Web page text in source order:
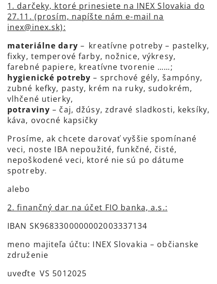
1. darčeky, ktoré prinesiete na INEX Slovakia do
27.11. (prosím, napíšte nám e-mail na
inex@inex.sk):
materiálne dary – kreatívne potreby – pastelky,
fixky, temperové farby, nožnice, výkresy,
farebné papiere, kreatívne tvorenie ……;
hygienické potreby – sprchové gély, šampóny,
zubné kefky, pasty, krém na ruky, sudokrém,
vlhčené utierky,
potraviny – čaj, džúsy, zdravé sladkosti, keksíky,
káva, ovocné kapsičky
Prosíme, ak chcete darovať vyššie spomínané
veci, noste IBA nepoužité, funkčné, čisté,
nepoškodené veci, ktoré nie sú po dátume
spotreby.
alebo
2. finančný dar na účet FIO banka, a.s.:
IBAN SK9683300000002003337134
meno majiteľa účtu: INEX Slovakia – občianske
združenie
uveďte VS 5012025